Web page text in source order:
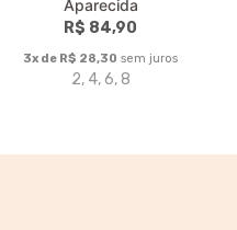
Camiseta Oversized - Nossa
Senhora Aparecida
P, M, G, GG, XGG